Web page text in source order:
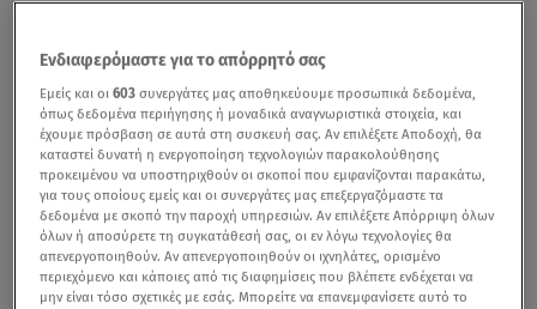
Ενδιαφερόμαστε για το απόρρητό σας
Εμείς και οι603 συνεργάτες μας αποθηκεύουμε προσωπικά δεδομένα,
όπως δεδομένα περιήγησης ή μοναδικά αναγνωριστικά στοιχεία, και
έχουμε πρόσβαση σε αυτά στη συσκευή σας. Αν επιλέξετε Αποδοχή, θα
καταστεί δυνατή η ενεργοποίηση τεχνολογιών παρακολούθησης
προκειμένου να υποστηριχθούν οι σκοποί που εμφανίζονται παρακάτω,
για τους οποίους εμείς και οι συνεργάτες μας επεξεργαζόμαστε τα
δεδομένα με σκοπό την παροχή υπηρεσιών. Αν επιλέξετε Απόρριψη όλων
όλων ή αποσύρετε τη συγκατάθεσή σας, οι εν λόγω τεχνολογίες θα
απενεργοποιηθούν. Αν απενεργοποιηθούν οι ιχνηλάτες, ορισμένο
περιεχόμενο και κάποιες από τις διαφημίσεις που βλέπετε ενδέχεται να
μην είναι τόσο σχετικές με εσάς. Μπορείτε να επανεμφανίσετε αυτό το